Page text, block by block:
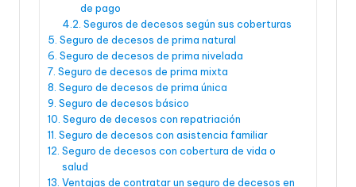
de pago
Seguros de decesos según sus coberturas
Seguro de decesos de prima natural
Seguro de decesos de prima nivelada
Seguro de decesos de prima mixta
Seguro de decesos de prima única
Seguro de decesos básico
Seguro de decesos con repatriación
Seguro de decesos con asistencia familiar
Seguro de decesos con cobertura de vida o
salud
Ventajas de contratar un seguro de decesos en